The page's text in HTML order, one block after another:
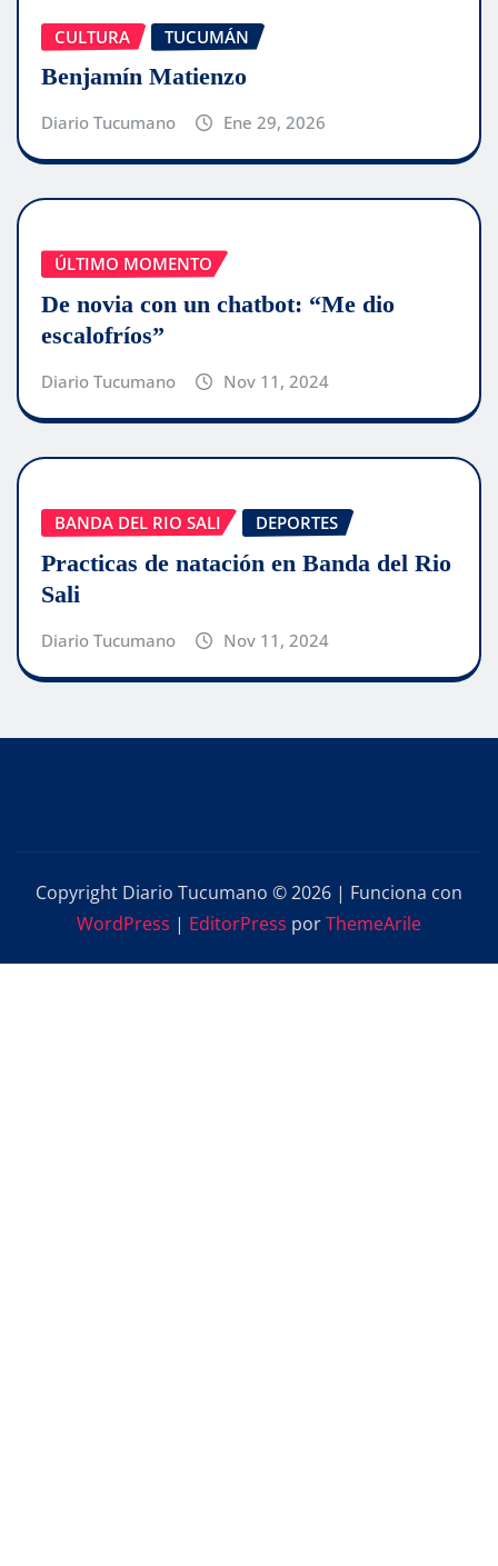
CULTURA TUCUMÁN
Benjamín Matienzo
Diario Tucumano Ene 29, 2026
ÚLTIMO MOMENTO
De novia con un chatbot: “Me dio
escalofríos”
Diario Tucumano Nov 11, 2024
BANDA DEL RIO SALI DEPORTES
Practicas de natación en Banda del Rio
Sali
Diario Tucumano Nov 11, 2024
Copyright Diario Tucumano © 2026 | Funciona con
WordPress | EditorPress porThemeArile